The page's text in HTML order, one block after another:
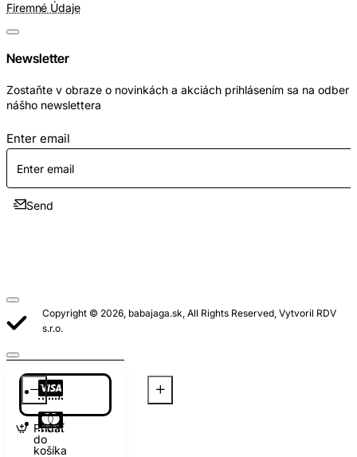
Pridať
do
košíka
Firemné Údaje
Newsletter
Zostaňte v obraze o novinkách a akciách prihlásením sa na odber
nášho newslettera
Enter email
Send
Copyright © 2026, babajaga.sk, All Rights Reserved, Vytvoril RDV
s.r.o.